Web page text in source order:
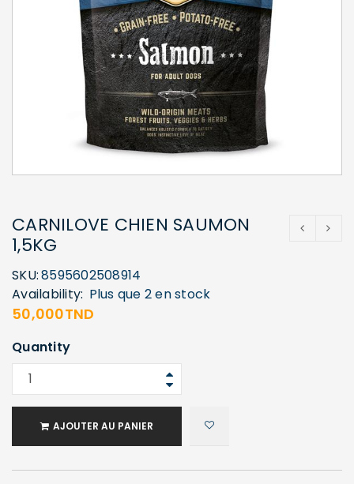
CARNILOVE CHIEN SAUMON
1,5KG
SKU:8595602508914
Availability: Plus que 2 en stock
50,000TND
Quantity
AJOUTER AU PANIER